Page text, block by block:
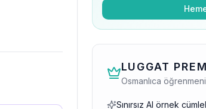
LUGGAT
Osmanlıca
Sınırsız AI örnek